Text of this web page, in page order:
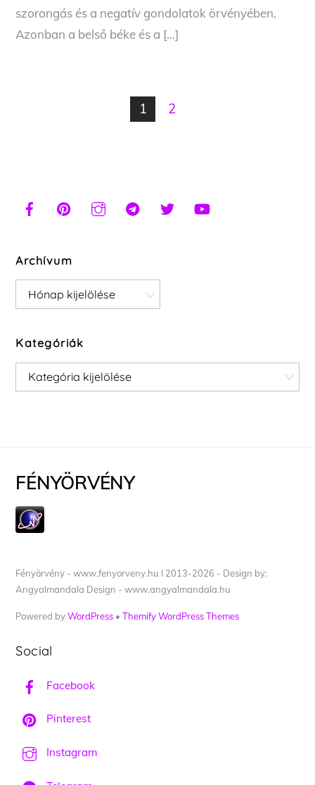
szorongás és a negatív gondolatok örvényében.
Azonban a belső béke és a […]
1 2
Archívum
Archívum
Kategóriák
Kategóriák
FÉNYÖRVÉNY
Fényörvény - www.fenyorveny.hu I 2013-2026 - Design by:
Angyalmandala Design - www.angyalmandala.hu
Powered byWordPress •Themify WordPress Themes
Social
Facebook
Pinterest
Instagram